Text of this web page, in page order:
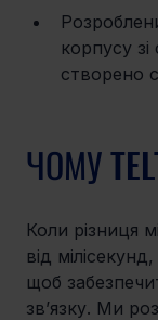
корпусу зі
створено
ЧОМУ
Коли різниця
від
щоб
зв’язку. Ми